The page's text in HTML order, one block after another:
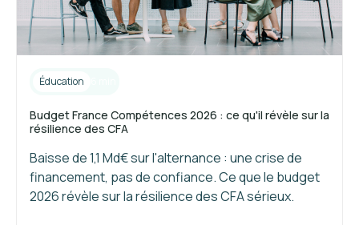
Éducation
Budget France Compétences 2026 : ce qu'il révèle sur la
résilience des CFA
Baisse de 1,1 Md€ sur l'alternance : une crise de
financement, pas de confiance. Ce que le budget
2026 révèle sur la résilience des CFA sérieux.